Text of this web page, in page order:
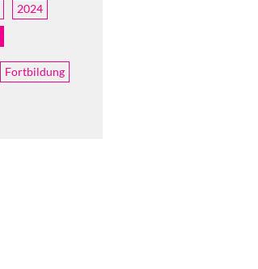
2024
Fortbildung